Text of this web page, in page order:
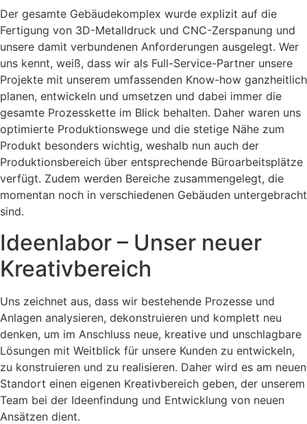
Der gesamte Gebäudekomplex wurde explizit auf die
Fertigung von 3D-Metalldruck und CNC-Zerspanung und
unsere damit verbundenen Anforderungen ausgelegt. Wer
uns kennt, weiß, dass wir als Full-Service-Partner unsere
Projekte mit unserem umfassenden Know-how ganzheitlich
planen, entwickeln und umsetzen und dabei immer die
gesamte Prozesskette im Blick behalten. Daher waren uns
optimierte Produktionswege und die stetige Nähe zum
Produkt besonders wichtig, weshalb nun auch der
Produktionsbereich über entsprechende Büroarbeitsplätze
verfügt. Zudem werden Bereiche zusammengelegt, die
momentan noch in verschiedenen Gebäuden untergebracht
sind.
Ideenlabor – Unser neuer
Kreativbereich
Uns zeichnet aus, dass wir bestehende Prozesse und
Anlagen analysieren, dekonstruieren und komplett neu
denken, um im Anschluss neue, kreative und unschlagbare
Lösungen mit Weitblick für unsere Kunden zu entwickeln,
zu konstruieren und zu realisieren. Daher wird es am neuen
Standort einen eigenen Kreativbereich geben, der unserem
Team bei der Ideenfindung und Entwicklung von neuen
Ansätzen dient.